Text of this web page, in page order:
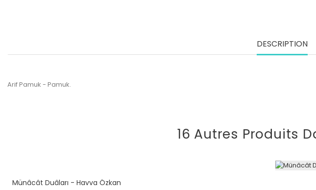
DESCRIPTION
Arif Pamuk - Pamuk.
16 Autres Produits
Münâcât Duâları - Havva Özkan